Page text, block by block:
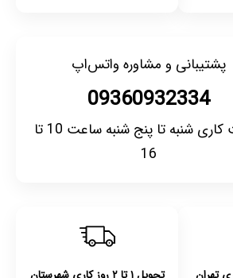
پشتیبانی و مشاوره واتس‌اپ
09360932334
ساعت کاری شنبه تا پنج شنبه ساعت 10 تا
16